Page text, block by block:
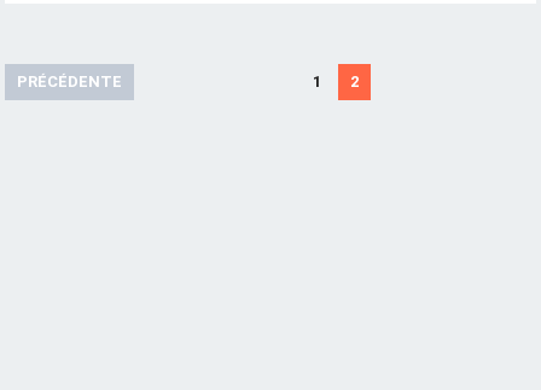
APRÉCÉDENTE 1 2